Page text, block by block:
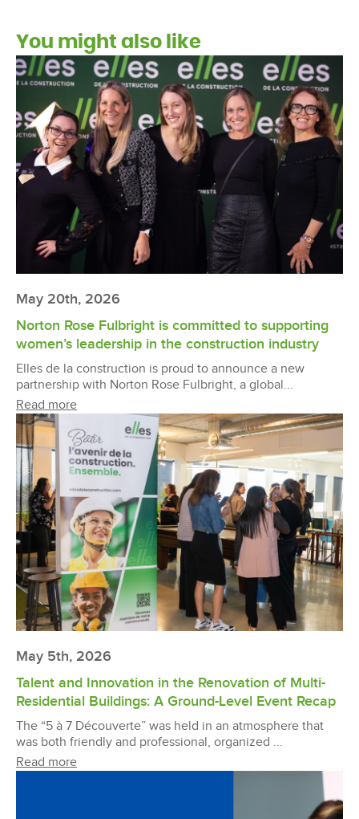
You might also like
May 20th, 2026
Norton Rose Fulbright is committed to supporting
women’s leadership in the construction industry
Elles de la construction is proud to announce a new
partnership with Norton Rose Fulbright, a global...
Read more
May 5th, 2026
Talent and Innovation in the Renovation of Multi-
Residential Buildings: A Ground-Level Event Recap
The “5 à 7 Découverte” was held in an atmosphere that
was both friendly and professional, organized ...
Read more